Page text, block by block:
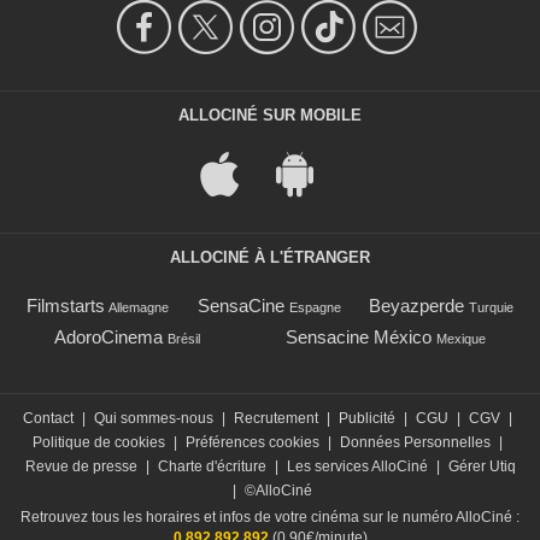
ALLOCINÉ SUR MOBILE
ALLOCINÉ À L'ÉTRANGER
Filmstarts Allemagne SensaCine Espagne Beyazperde Turquie
AdoroCinema Brésil Sensacine México Mexique
Contact Qui sommes-nous Recrutement Publicité CGU CGV
Politique de cookies
Préférences cookies Données Personnelles
Revue de presse
Charte d'écriture Les services AlloCiné
Gérer Utiq
©AlloCiné
Retrouvez tous les horaires et infos de votre cinéma sur le numéro AlloCiné :